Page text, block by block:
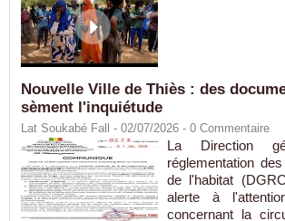
Nouvelle Ville de Thiès : des
sèment l'inquiétude
Lat Soukabé Fall - 02/07/2026 - 0 Commentaire
La Direction
réglementation
de l'habitat
alerte à
concernant la